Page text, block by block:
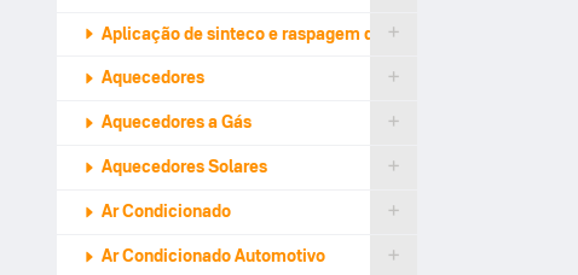
Aplicação de sinteco e raspagem de tacos
Aquecedores
Aquecedores a Gás
Aquecedores Solares
Ar Condicionado
Ar Condicionado Automotivo